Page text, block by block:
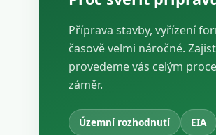
Příprava stavby, vyřízení
časově velmi náročné.
provedeme vás celým
záměr.
Územní rozhodnutí EIA